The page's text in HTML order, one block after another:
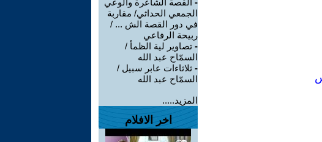
- القصة الشاعرة والوعي
الجمعي الحداثي/ مقاربة
في دور القصة الش ... /
ربيحة الرفاعي
- تصاوير لية الظمأ /
السمّاح عبد الله
- ثلاثاءات عابر سبيل /
السمّاح عبد الله
المزيد.....
اخر الافلام